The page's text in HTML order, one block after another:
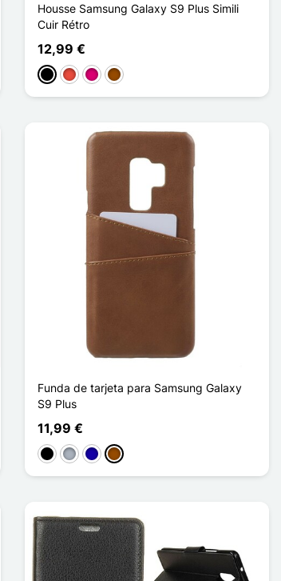
Housse Samsung Galaxy S9 Plus Simili
Cuir Rétro
12,99 €
NegroRojoMagenta
Marrón
Funda de tarjeta para Samsung Galaxy
S9 Plus
11,99 €
NegroGris Azul oscuro
Marrón